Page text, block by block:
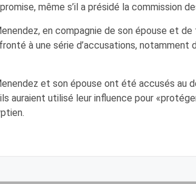
même s’il a présidé la commission
en compagnie de son épouse et
à une série d’accusations, notamment
et son épouse ont été accusés au
auraient utilisé leur influence pour